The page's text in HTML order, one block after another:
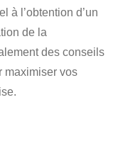
à l’obtention d’un
de la
des conseils
maximiser vos